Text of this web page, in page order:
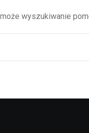
wyszukiwanie